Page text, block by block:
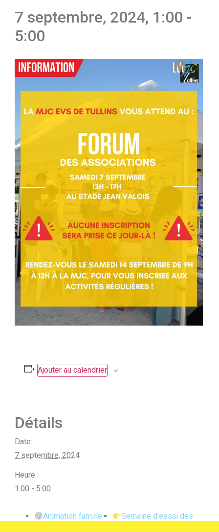
7 septembre, 2024, 1:00 -
5:00
Ajouter au calendrier
Détails
Date:
7 septembre, 2024
Heure :
1:00 - 5:00
Animation famille
Semaine d’essai des